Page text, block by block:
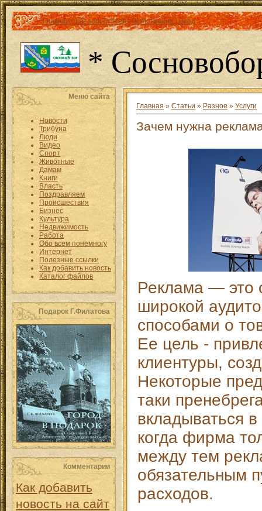
Главная|Каталог статей|Регистрация |Вход
*
Меню сайта
Новости
Трибуна
Люди
Видео
Спорт
Животные
Дамам
Книги
Власть
Поздравляем
Происшествия
Бизнес
Культура
Недвижимость
Работа
Обо всем понемногу
Интернет
Полезные ссылки
Как добавить новость
Каталог файлов
Подарок Г.Филатова
Комментарии
Как добавить
новость на сайт
Главная » Статьи » Разное » Услуги
Зачем нужна
Реклама — это
широкой
способами о
Ее цель -
клиентуры,
Некоторые
таки
вкладываться
когда фирма
между тем
обязательным
расходов.